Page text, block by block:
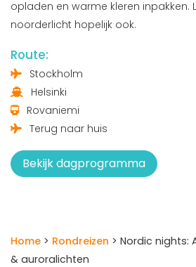
opladen en warme kleren inpakken.
noorderlicht hopelijk ook.
Route:
Stockholm
Helsinki
Rovaniemi
Terug naar huis
Bekijk dagprogramma
Home > Rondreizen > Nordic nights:
& auroralichten